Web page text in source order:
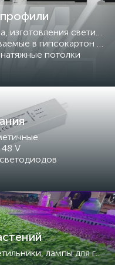
Профили для подсветки потолка, изготовления светильников
и под затирку.
потолки
V
Стеллажи для рассады, фитосветильники, лампы для гроубоксов